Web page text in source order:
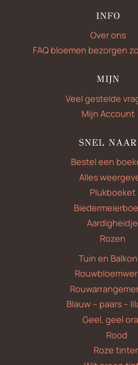
INFO
Over ons
FAQ bloemen bezorgen
MIJN
Veel gestelde
Mijn Account
SNEL NAAR
Bestel een
Alles
Plukboeket
Aardigheidje
Rozen
Tuin en Balkon
Blauw – paars –
Geel, geel
Rood
Roze